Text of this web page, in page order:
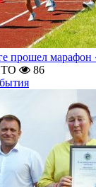
прошел марафон
86